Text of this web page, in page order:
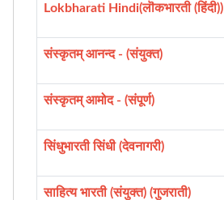
Lokbharati Hindi(लॊकभारती (हिंदी))
संस्कृतम् आनन्द - (संयुक्त)
संस्कृतम् आमोद - (संपूर्ण)
सिंधुभारती सिंधी (देवनागरी)
साहित्य भारती (संयुक्त) (गुजराती)